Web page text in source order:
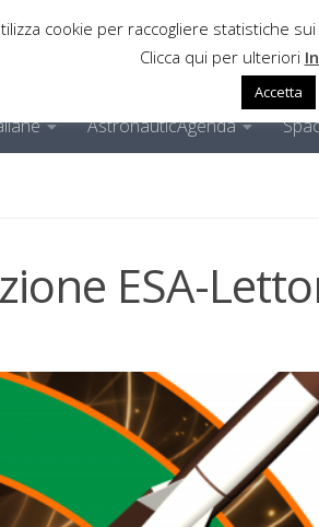
AstronauticAgenda
ESA-
cookie per raccogliere statistiche
Clicca qui per ulteriori
Accetta